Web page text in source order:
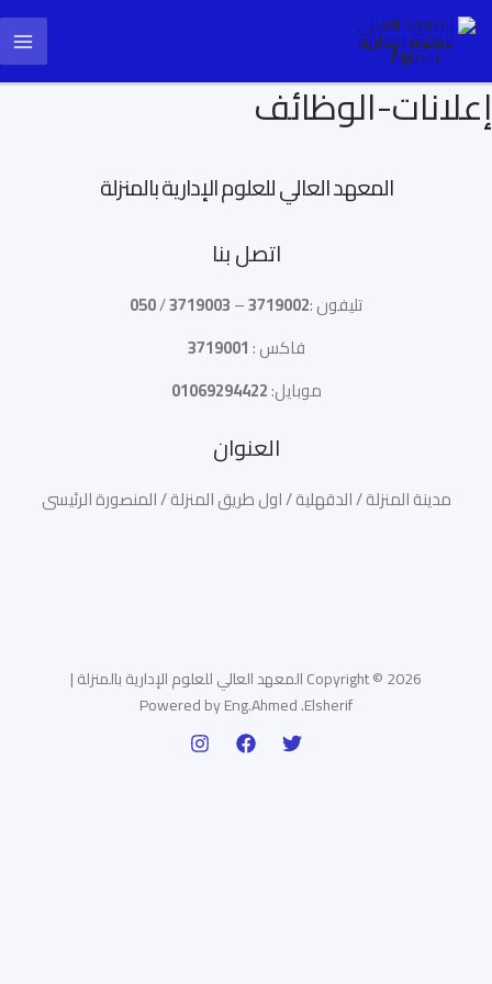
تخطي
إلى
المحتوى
إعلانات-الوظائف
المعهد العالي للعلوم الإدارية بالمنزلة
اتصل بنا
تليفون :3719002
–
3719003
/
050
فاكس :3719001
موبايل:01069294422
العنوان
مدينة المنزلة / الدقهلية / اول طريق المنزلة / المنصورة الرئيسى
Copyright © 2026 المعهد العالي للعلوم الإدارية بالمنزلة |
Powered by Eng.Ahmed .Elsherif